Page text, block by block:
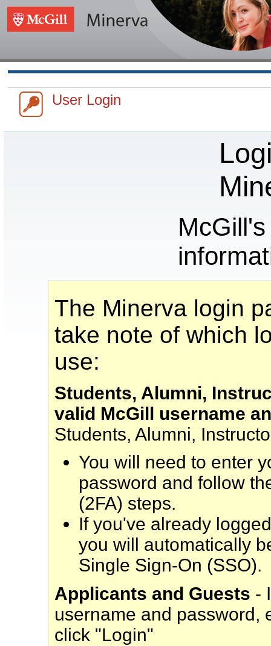
User Login
The Minerva login
take note of which
use:
Students, Alumni,
valid McGill username
Students, Alumni,
You will need to enter
password and follow
(2FA) steps.
If you've already
you will automatically
Single Sign-On (SSO).
Applicants and Guests -
username and password,
click "Login"